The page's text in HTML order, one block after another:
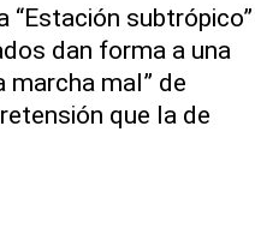
subtrópico”
dan forma a una
marcha mal” de
que la de